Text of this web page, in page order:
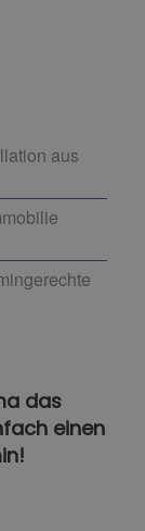
aus
das
einen